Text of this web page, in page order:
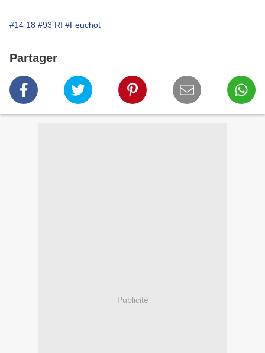
#14 18 #93 RI #Feuchot
Partager
Publicité